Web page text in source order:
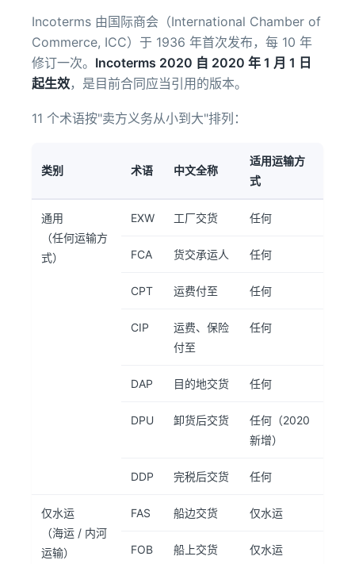
Incoterms 由国际商会（International Chamber of
Commerce, ICC）于 1936 年首次发布，每 10 年
修订一次。 Incoterms 2020 自 2020 年 1 月 1 日
起生效，是目前合同应当引用的版本。
11 个术语按"卖方义务从小到大"排列：
类别 术语 中文全称
适用运输方
式
通用
（任何运输方
式）
EXW 工厂交货 任何
FCA 货交承运人 任何
CPT 运费付至 任何
CIP
运费、保险
付至
任何
DAP 目的地交货 任何
DPU 卸货后交货
任何（2020
新增）
DDP 完税后交货 任何
仅水运
（海运 / 内河
运输）
FAS 船边交货 仅水运
FOB 船上交货 仅水运